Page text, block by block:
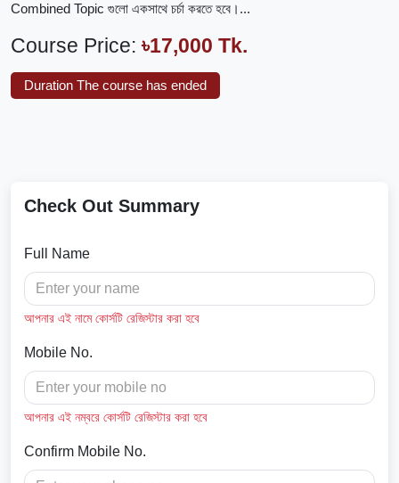
Combined Topic গুলো একসাথে চর্চা করতে হবে।...
Course Price:৳17,000 Tk.
Duration The course has ended
Check Out Summary
Full Name
আপনার এই নামে কোর্সটি রেজিস্টার করা হবে
Mobile No.
আপনার এই নম্বরে কোর্সটি রেজিস্টার করা হবে
Confirm Mobile No.